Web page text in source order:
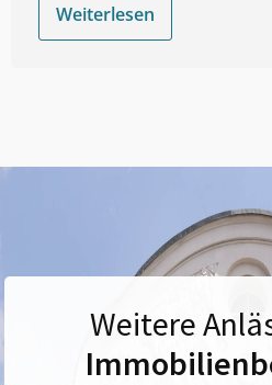
Weiterlesen
Weitere